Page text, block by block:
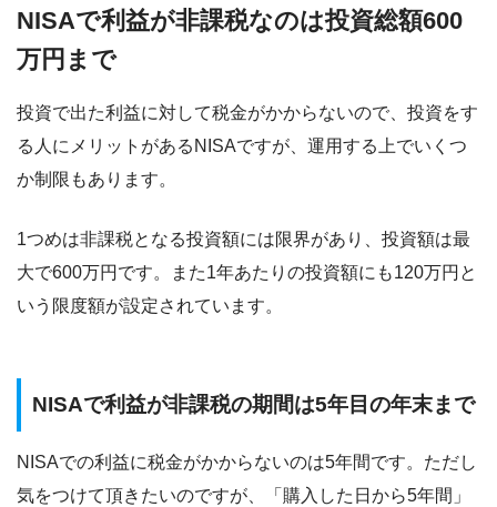
NISAで利益が非課税なのは投資総額600
万円まで
投資で出た利益に対して税金がかからないので、投資をす
る人にメリットがあるNISAですが、運用する上でいくつ
か制限もあります。
1つめは非課税となる投資額には限界があり、投資額は最
大で600万円です。また1年あたりの投資額にも120万円と
いう限度額が設定されています。
NISAで利益が非課税の期間は5年目の年末まで
NISAでの利益に税金がかからないのは5年間です。ただし
気をつけて頂きたいのですが、「購入した日から5年間」